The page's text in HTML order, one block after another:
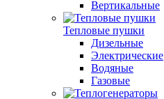
Вертикальные
Тепловые пушки
Дизельные
Электрические
Водяные
Газовые